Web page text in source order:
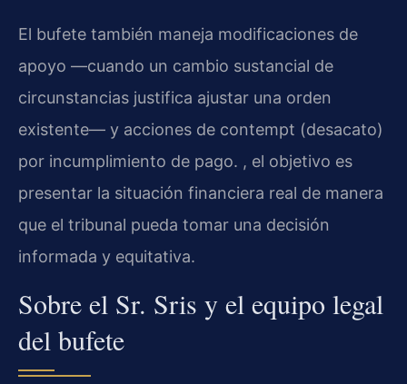
El bufete también maneja modificaciones de
apoyo —cuando un cambio sustancial de
circunstancias justifica ajustar una orden
existente— y acciones de contempt (desacato)
por incumplimiento de pago. , el objetivo es
presentar la situación financiera real de manera
que el tribunal pueda tomar una decisión
informada y equitativa.
Sobre el Sr. Sris y el equipo legal
del bufete